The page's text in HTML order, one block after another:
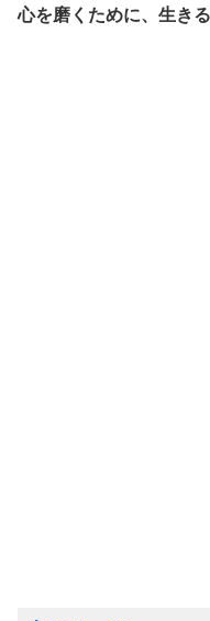
心を磨くために、生きる